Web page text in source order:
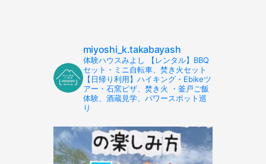
miyoshi_k.takabayash
体験ハウスみよし 【レンタル】BBQ
セット・ミニ自転車、焚き火セット
【日帰り利用】ハイキング・Ebikeツ
アー・石窯ピザ、焚き火 ・釜戸ご飯
体験、酒蔵見学、パワースポット巡
り